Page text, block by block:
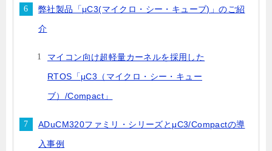
弊社製品「μC3(マイクロ・シー・キューブ)」のご紹
介
マイコン向け超軽量カーネルを採用した
RTOS「μC3（マイクロ・シー・キュー
ブ）/Compact」
ADuCM320ファミリ・シリーズとμC3/Compactの導
入事例